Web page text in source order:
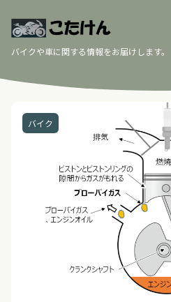
バイクや車に関する情報をお届けします。
バイク